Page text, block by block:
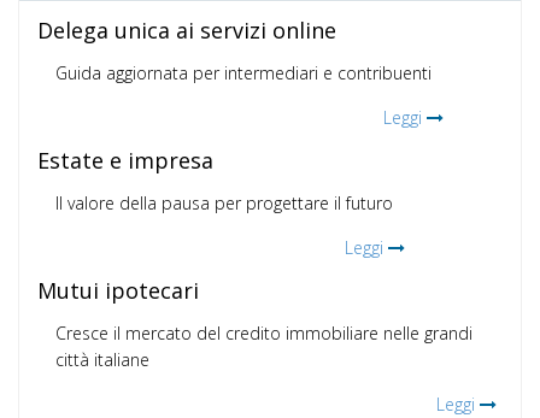
Delega unica ai servizi online
Guida aggiornata per intermediari e contribuenti
Leggi
Estate e impresa
Il valore della pausa per progettare il futuro
Leggi
Mutui ipotecari
Cresce il mercato del credito immobiliare nelle grandi
città italiane
Leggi